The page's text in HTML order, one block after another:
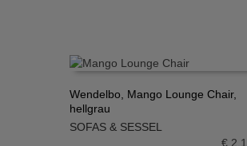
Wendelbo, Mango Lounge Chair,
hellgrau
SOFAS & SESSEL
€